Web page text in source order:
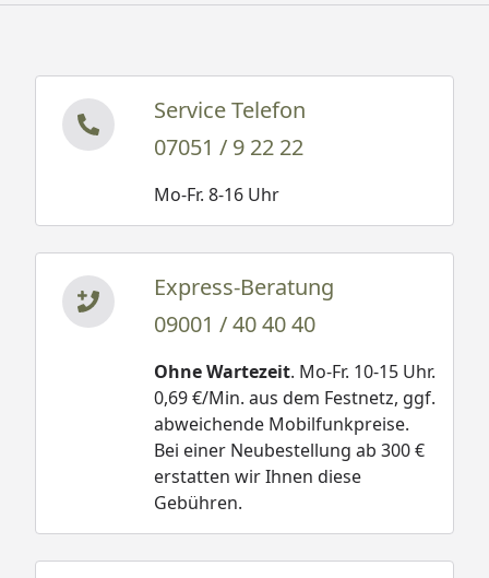
Service Telefon
07051 / 9 22 22
Mo-Fr. 8-16 Uhr
Express-Beratung
09001 / 40 40 40
Ohne Wartezeit. Mo-Fr. 10-15 Uhr.
0,69 €/Min. aus dem Festnetz, ggf.
abweichende Mobilfunkpreise.
Bei einer Neubestellung ab 300 €
erstatten wir Ihnen diese
Gebühren.